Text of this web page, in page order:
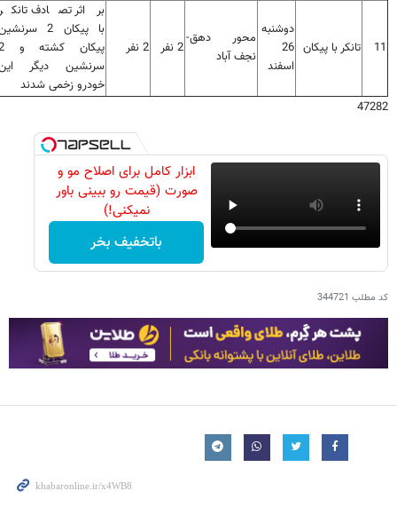
11 تانکر با پیکان
دوشنبه
26
اسفند
محور دهق-
نجف آباد
2 نفر 2 نفر
بر اثر تصادف
با پیکان 2
پیکان
سرنشین دیگر
خودرو زخمی شدند
47282
ابزار کامل برای اصلاح مو و
صورت (قیمت رو ببینی باور
نمیکنی!)
باتخفیف بخر
کد مطلب 344721